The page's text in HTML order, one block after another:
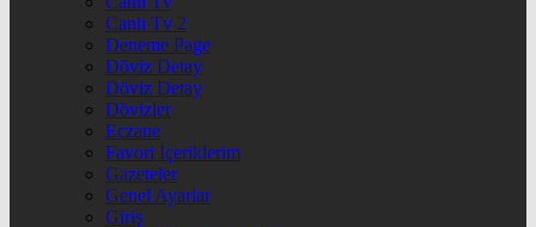
Canlı Tv 2
Deneme Page
Döviz Detay
Döviz Detay
Dövizler
Eczane
Favori İçeriklerim
Gazeteler
Genel Ayarlar
Giriş